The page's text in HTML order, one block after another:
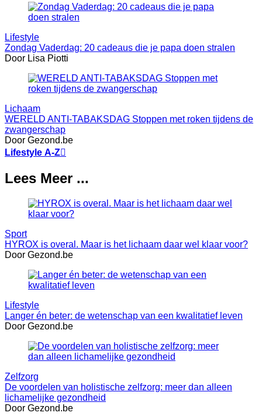
Lifestyle
Zondag Vaderdag: 20 cadeaus die je papa doen stralen
Door Lisa Piotti
Lichaam
WERELD ANTI-TABAKSDAG Stoppen met roken tijdens de
zwangerschap
Door Gezond.be
Lifestyle A-Z
Lees Meer ...
Sport
HYROX is overal. Maar is het lichaam daar wel klaar voor?
Door Gezond.be
Lifestyle
Langer én beter: de wetenschap van een kwalitatief leven
Door Gezond.be
Zelfzorg
De voordelen van holistische zelfzorg: meer dan alleen
lichamelijke gezondheid
Door Gezond.be